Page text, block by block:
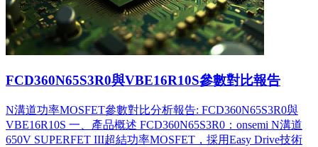
FCD360N65S3R0與VBE16R10S參數對比報告
​N溝道功率MOSFET參數對比分析報告: FCD360N65S3R0與
VBE16R10S 一、產品概述 FCD360N65S3R0：onsemi N溝道
650V SUPERFET III超結功率MOSFET，採用Easy Drive技術